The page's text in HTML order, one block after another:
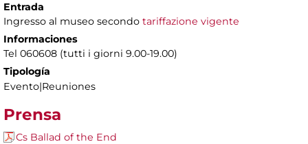
Entrada
Ingresso al museo secondo tariffazione vigente
Informaciones
Tel 060608 (tutti i giorni 9.00-19.00)
Tipología
Evento|Reuniones
Prensa
Cs Ballad of the End